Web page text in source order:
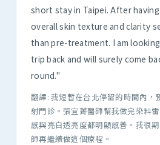
short stay in Taipei. After having
overall skin texture and clarity
than pre-treatment. I am
trip back and will surely come
round."
翻譯: 我短暫在台北停留的時間內，
射門診。張宜菁醫師幫我做完染料
感與亮白透亮度都明顯感善。我很
師再繼續做這個療程。